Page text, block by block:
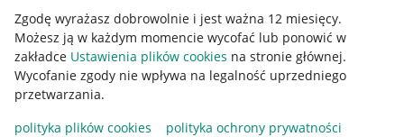
Zgodę wyrażasz dobrowolnie i jest ważna 12 miesięcy.
Możesz ją w każdym momencie wycofać lub ponowić w
zakładce Ustawienia plików cookies na stronie głównej.
Wycofanie zgody nie wpływa na legalność uprzedniego
przetwarzania.
polityka plików cookies
polityka ochrony prywatności
Pobierz aplikację